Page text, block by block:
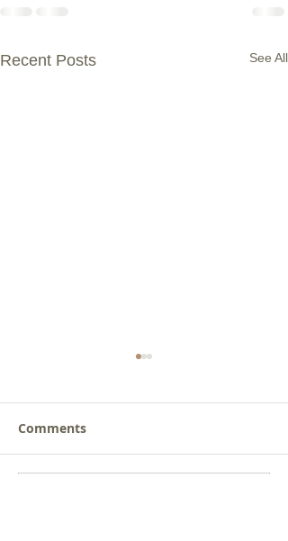
Recent Posts See All
Comments